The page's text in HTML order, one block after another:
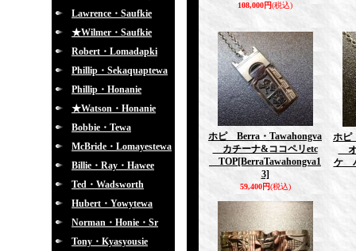
Lawrence・Saufkie
★Wilmer・Saufkie
Robert・Lomadapki
Phillip・Sekaquaptewa
Phillip・Honanie
★Watson・Honanie
Bobbie・Tewa
McBride・Lomayestewa
Billie・Ray・Hawee
Ted・Wadsworth
Hubert・Yowytewa
Norman・Honie・Sr
Tony・Kyasyousie
108,000円(税込)
ホピ Berra・Tawahongva
カチーナ&ココペリetc
TOP[BerraTawahongva1
3]
59,400円(税込)
ホピ
オ
ケ